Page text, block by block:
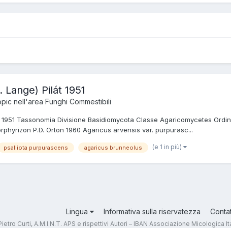
Pilát 1951
nell'area Funghi Commestibili
Tassonomia Divisione Basidiomycota Classe Agaricomycetes
P.D. Orton 1960 Agaricus arvensis var. purpurasc...
psalliota purpurascens agaricus brunneolus (e 1 in più)
Lingua Informativa sulla riservatezza
Curti, A.M.I.N.T. APS e rispettivi Autori – IBAN Associazione Micologica